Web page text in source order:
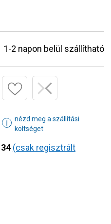
1-2 napon belül szállítható
ℹ
nézd meg a szállítási
költséget
34 (csak regisztrált